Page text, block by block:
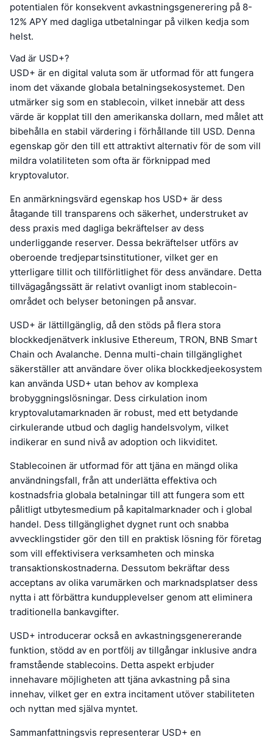
potentialen för konsekvent avkastningsgenerering på 8-
12% APY med dagliga utbetalningar på vilken kedja som
helst.
Vad är USD+?
USD+ är en digital valuta som är utformad för att fungera
inom det växande globala betalningsekosystemet. Den
utmärker sig som en stablecoin, vilket innebär att dess
värde är kopplat till den amerikanska dollarn, med målet att
bibehålla en stabil värdering i förhållande till USD. Denna
egenskap gör den till ett attraktivt alternativ för de som vill
mildra volatiliteten som ofta är förknippad med
kryptovalutor.
En anmärkningsvärd egenskap hos USD+ är dess
åtagande till transparens och säkerhet, understruket av
dess praxis med dagliga bekräftelser av dess
underliggande reserver. Dessa bekräftelser utförs av
oberoende tredjepartsinstitutioner, vilket ger en
ytterligare tillit och tillförlitlighet för dess användare. Detta
tillvägagångssätt är relativt ovanligt inom stablecoin-
området och belyser betoningen på ansvar.
USD+ är lättillgänglig, då den stöds på flera stora
blockkedjenätverk inklusive Ethereum, TRON, BNB Smart
Chain och Avalanche. Denna multi-chain tillgänglighet
säkerställer att användare över olika blockkedjeekosystem
kan använda USD+ utan behov av komplexa
brobyggningslösningar. Dess cirkulation inom
kryptovalutamarknaden är robust, med ett betydande
cirkulerande utbud och daglig handelsvolym, vilket
indikerar en sund nivå av adoption och likviditet.
Stablecoinen är utformad för att tjäna en mängd olika
användningsfall, från att underlätta effektiva och
kostnadsfria globala betalningar till att fungera som ett
pålitligt utbytesmedium på kapitalmarknader och i global
handel. Dess tillgänglighet dygnet runt och snabba
avvecklingstider gör den till en praktisk lösning för företag
som vill effektivisera verksamheten och minska
transaktionskostnaderna. Dessutom bekräftar dess
acceptans av olika varumärken och marknadsplatser dess
nytta i att förbättra kundupplevelser genom att eliminera
traditionella bankavgifter.
USD+ introducerar också en avkastningsgenererande
funktion, stödd av en portfölj av tillgångar inklusive andra
framstående stablecoins. Detta aspekt erbjuder
innehavare möjligheten att tjäna avkastning på sina
innehav, vilket ger en extra incitament utöver stabiliteten
och nyttan med själva myntet.
Sammanfattningsvis representerar USD+ en